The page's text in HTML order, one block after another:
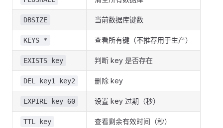
DBSIZE 当前数据库键数
KEYS * 查看所有键（不推荐用于生产）
EXISTS key 判断 key 是否存在
DEL key1 key2 删除 key
EXPIRE key 60 设置 key 过期（秒）
TTL key 查看剩余有效时间（秒）